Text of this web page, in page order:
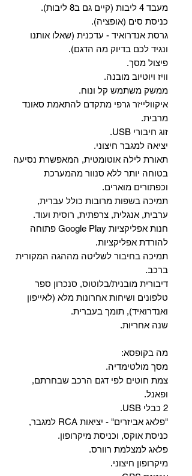
מעבד 4 ליבות (קיים גם ב8 ליבות).
כניסת סים (אופציה).
גרסת אנדרואיד - עדכנית (שאלו אותנו
ונגיד לכם בדיוק מה הדגם).
פיצול מסך.
וויז ויוטיוב מובנה.
ממשק משתמש קל ונוח.
איקוולייזר גרפי מתקדם להתאמת סאונד
מרבית.
זוג חיבורי USB.
יציאה למגבר חיצוני.
תאורת לילה אוטומטית, המאפשרת נסיעה
בטוחה יותר ללא סנוור מהמערכת
וכפתורים מוארים.
תמיכה בשפות מרובות כולל עברית,
ערבית, אנגלית, צרפתית, רוסית ועוד.
‏חנות אפליקציות Google Play פתוחה
להורדת אפליקציות.
‏תמיכה בחיבור לשליטה מההגה המקורית
ברכב.
‏דיבורית מובנית/בלוטוס, ‏סנכרון ספר
טלפונים ושיחות אחרונות מלא (לאייפון
ואנדרואיד), תומך בעברית.
שנה אחריות.
מה בקופסא:
מסך מולטימדיה.
צמת חוטים לפי דגם הרכב שבחרתם,
ופאנל.
2 כבלי USB.
"פלאג אביזרים" - יציאות RCA למגבר,
כניסת אוקס, וכניסת מיקרופון.
פלאג למצלמת רוורס.
מיקרופון חיצוני.